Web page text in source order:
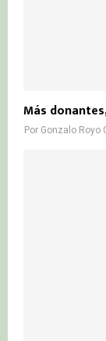
Más
Por Gonzalo Royo